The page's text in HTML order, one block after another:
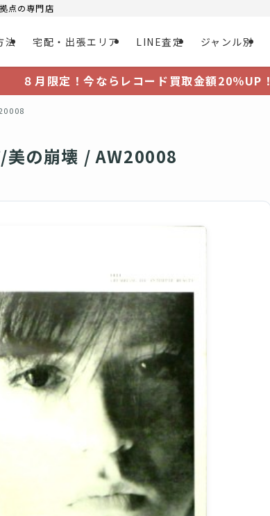
点の専門店
法 宅配・出張エリア LINE査定 ジャンル別
８月限定！今ならレコード買取金額20％UP！
美の崩壊 / AW20008